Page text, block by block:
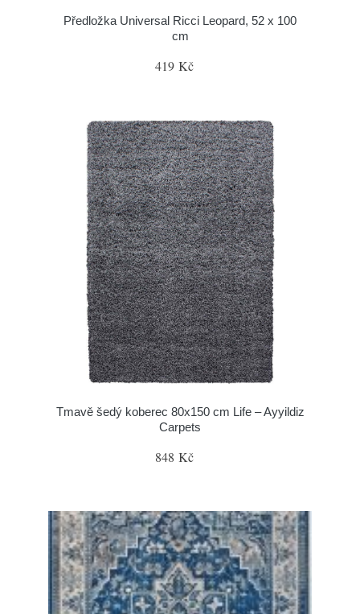
Předložka Universal Ricci Leopard, 52 x 100
cm
419 Kč
Tmavě šedý koberec 80x150 cm Life – Ayyildiz
Carpets
848 Kč